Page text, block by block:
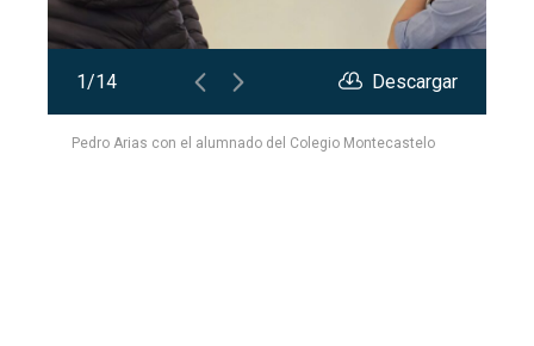
Descargar
Pedro Arias con el alumnado del Colegio Montecastelo
1/14